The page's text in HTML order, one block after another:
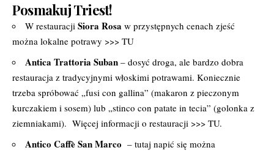
Posmakuj Triest!
W restauracji Siora Rosa w przystępnych cenach zjeść
można lokalne potrawy >>> TU
Antica Trattoria Suban – dosyć droga, ale bardzo dobra
restauracja z tradycyjnymi włoskimi potrawami. Koniecznie
trzeba spróbować „fusi con gallina” (makaron z pieczonym
kurczakiem i sosem) lub „stinco con patate in tecia” (golonka z
ziemniakami). Więcej informacji o restauracji >>> TU.
Antico Caffè San Marco – tutaj napić się można